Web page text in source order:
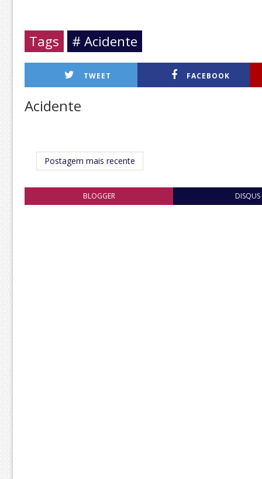
Tags # Acidente
TWEET FACEBOOK
Acidente
Postagem mais recente
BLOGGER DISQUS